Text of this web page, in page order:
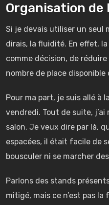
Organisation de
Si je devais utiliser un seul
dirais, la fluidité. En effet,
comme décision, de
nombre de place disponible
Pour ma part, je suis allé à
vendredi. Tout de suite, j’ai
salon. Je veux dire par là,
espacées, il était facile de
bousculer ni se marcher
Parlons des stands
mitigé, mais ce n’est pas